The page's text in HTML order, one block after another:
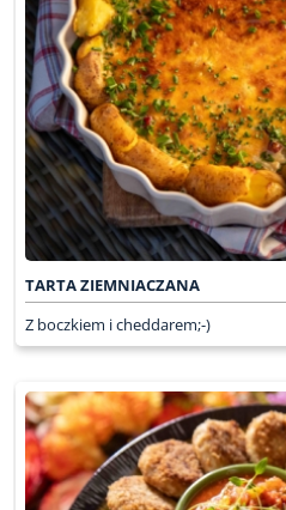
TARTA ZIEMNIACZANA
Z boczkiem i cheddarem;-)